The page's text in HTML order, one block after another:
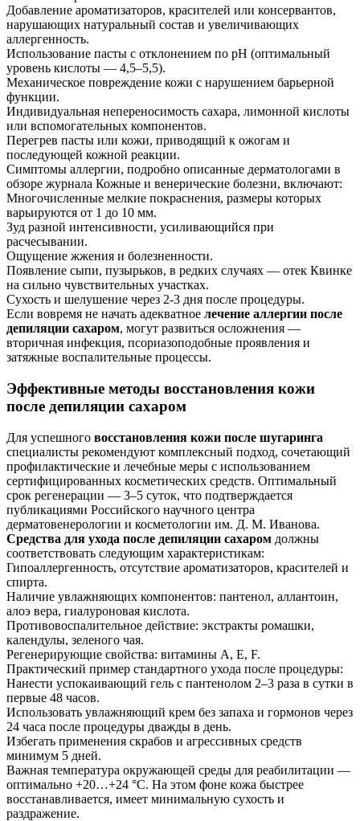
Добавление ароматизаторов, красителей или консервантов,
нарушающих натуральный состав и увеличивающих
аллергенность.
Использование пасты с отклонением по pH (оптимальный
уровень кислоты — 4,5–5,5).
Механическое повреждение кожи с нарушением барьерной
функции.
Индивидуальная непереносимость сахара, лимонной кислоты
или вспомогательных компонентов.
Перегрев пасты или кожи, приводящий к ожогам и
последующей кожной реакции.
Симптомы аллергии, подробно описанные дерматологами в
обзоре журнала Кожные и венерические болезни, включают:
Многочисленные мелкие покраснения, размеры которых
варьируются от 1 до 10 мм.
Зуд разной интенсивности, усиливающийся при
расчесывании.
Ощущение жжения и болезненности.
Появление сыпи, пузырьков, в редких случаях — отек Квинке
на сильно чувствительных участках.
Сухость и шелушение через 2-3 дня после процедуры.
Если вовремя не начать адекватное лечение аллергии после
депиляции сахаром, могут развиться осложнения —
вторичная инфекция, псориазоподобные проявления и
затяжные воспалительные процессы.
Эффективные методы восстановления кожи
после депиляции сахаром
Для успешного восстановления кожи после шугаринга
специалисты рекомендуют комплексный подход, сочетающий
профилактические и лечебные меры с использованием
сертифицированных косметических средств. Оптимальный
срок регенерации — 3–5 суток, что подтверждается
публикациями Российского научного центра
дерматовенерологии и косметологии им. Д. М. Иванова.
Средства для ухода после депиляции сахаром должны
соответствовать следующим характеристикам:
Гипоаллергенность, отсутствие ароматизаторов, красителей и
спирта.
Наличие увлажняющих компонентов: пантенол, аллантоин,
алоэ вера, гиалуроновая кислота.
Противовоспалительное действие: экстракты ромашки,
календулы, зеленого чая.
Регенерирующие свойства: витамины А, Е, F.
Практический пример стандартного ухода после процедуры:
Нанести успокаивающий гель с пантенолом 2–3 раза в сутки в
первые 48 часов.
Использовать увлажняющий крем без запаха и гормонов через
24 часа после процедуры дважды в день.
Избегать применения скрабов и агрессивных средств
минимум 5 дней.
Важная температура окружающей среды для реабилитации —
оптимально +20…+24 °C. На этом фоне кожа быстрее
восстанавливается, имеет минимальную сухость и
раздражение.